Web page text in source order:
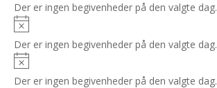
Der er ingen begivenheder på den valgte dag.
Notice
Der er ingen begivenheder på den valgte dag.
Notice
Der er ingen begivenheder på den valgte dag.